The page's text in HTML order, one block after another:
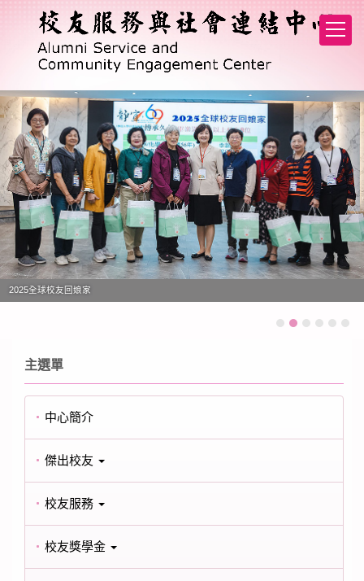
容
區
2025全球校友回娘家
主選單
中心簡介
傑出校友
校友服務
校友獎學金